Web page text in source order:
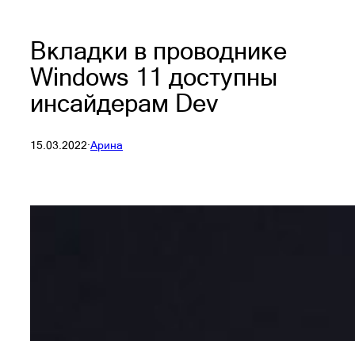
Вкладки в проводнике
Windows 11 доступны
инсайдерам Dev
15.03.2022·Арина